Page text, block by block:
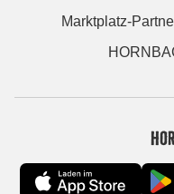
Marktplatz-